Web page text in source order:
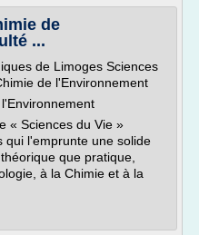
de
...
de Limoges Sciences
de l'Environnement
« Sciences du Vie »
qui l'emprunte une solide
que pratique,
à la Chimie et à la